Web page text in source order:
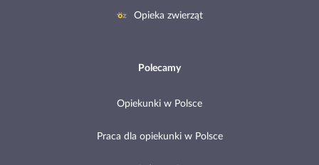
Opieka zwierząt
Polecamy
Opiekunki w Polsce
Praca dla opiekunki w Polsce